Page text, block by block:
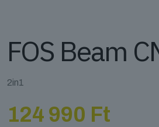
FOS Beam
2in1
124 990 Ft